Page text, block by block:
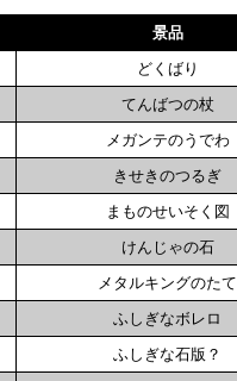
景品
どくばり
てんばつの杖
メガンテのうでわ
きせきのつるぎ
まものせいそく図
けんじゃの石
メタルキングのたて
ふしぎなボレロ
ふしぎな石版？